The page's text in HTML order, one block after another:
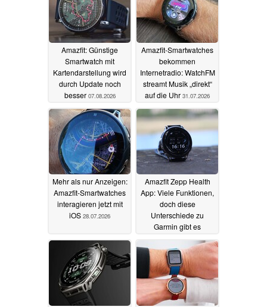
Amazfit: Günstige
Smartwatch mit
Kartendarstellung wird
durch Update noch
besser 07.08.2026
Amazfit-Smartwatches
bekommen
Internetradio: WatchFM
streamt Musik „direkt“
auf die Uhr 31.07.2026
Mehr als nur Anzeigen:
Amazfit-Smartwatches
interagieren jetzt mit
iOS 28.07.2026
Amazfit Zepp Health
App: Viele Funktionen,
doch diese
Unterschiede zu
Garmin gibt es
26.07.2026